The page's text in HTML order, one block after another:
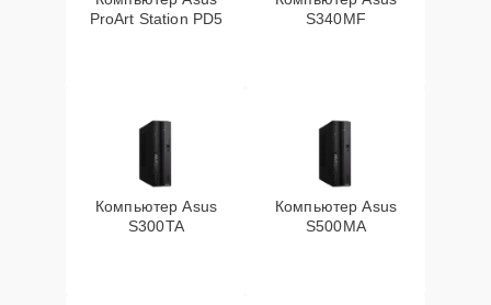
ProArt Station PD5
S340MF
Компьютер Asus
S300TA
Компьютер Asus
S500MA